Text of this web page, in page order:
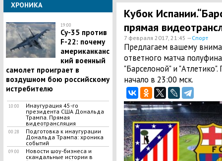
ХРОНИКА
19:00
Су-35 против
F-22: почему
американканс
кий военный
самолет проиграет в
воздушном бою российскому
истребителю
10:00
Инаугурация 45-го
президента США Дональда
Трампа. Прямая
видеотрансляция
00:28
Подготовка к инаугурации
Дональда Трампа: хроника
событий
09:00
Новости шоу-бизнеса и
скандальные истории в
Кубок
прямая
7 февраля 2017, 21:45 —Спорт
Предлагаем вашему
ответного матча
"Барселоной" и
начало в 23:00 мск.